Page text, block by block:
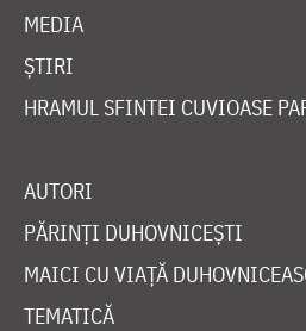
MEDIA
ȘTIRI
HRAMUL SFINTEI CUVIOASE
AUTORI
PĂRINȚI DUHOVNICEȘTI
MAICI CU VIAȚĂ
TEMATICĂ